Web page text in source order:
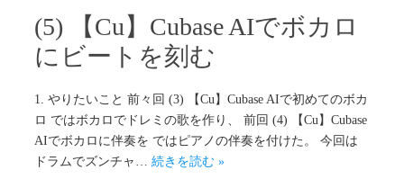
(5) 【Cu】Cubase AIでボカロ
にビートを刻む
1. やりたいこと 前々回 (3) 【Cu】Cubase AIで初めてのボカ
ロ ではボカロでドレミの歌を作り、 前回 (4) 【Cu】Cubase
AIでボカロに伴奏を ではピアノの伴奏を付けた。 今回は
ドラムでズンチャ… 続きを読む »